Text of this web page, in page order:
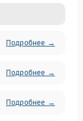
Подробнее →
Подробнее →
Подробнее →